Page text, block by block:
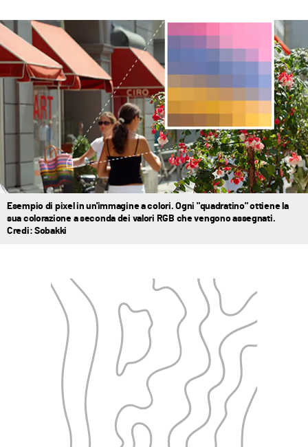
Esempio di pixel in un'immagine a colori. Ogni "quadratino" ottiene la
sua colorazione a seconda dei valori RGB che vengono assegnati.
Credi: Sobakki